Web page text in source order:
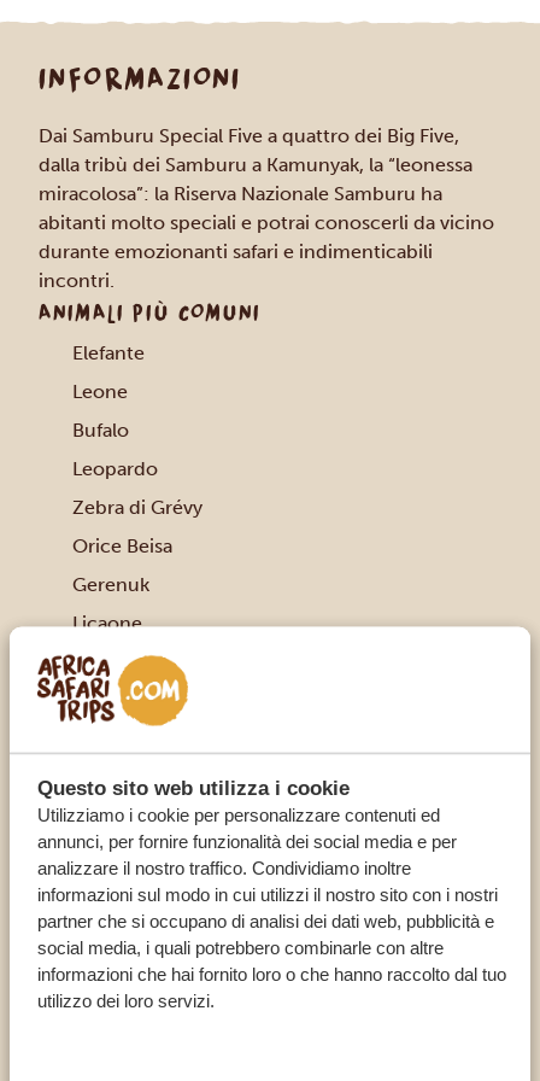
Questo sito web utilizza i cookie
Utilizziamo i cookie per personalizzare contenuti ed
annunci, per fornire funzionalità dei social media e per
analizzare il nostro traffico. Condividiamo inoltre
informazioni sul modo in cui utilizzi il nostro sito con i nostri
partner che si occupano di analisi dei dati web, pubblicità e
social media, i quali potrebbero combinarle con altre
informazioni che hai fornito loro o che hanno raccolto dal tuo
utilizzo dei loro servizi.
INFORMAZIONI
Dai Samburu Special Five a quattro dei Big Five,
dalla tribù dei Samburu a Kamunyak, la “leonessa
miracolosa”: la Riserva Nazionale Samburu ha
abitanti molto speciali e potrai conoscerli da vicino
durante emozionanti safari e indimenticabili
incontri.
ANIMALI PIÙ COMUNI
Elefante
Leone
Bufalo
Leopardo
Zebra di Grévy
Orice Beisa
Gerenuk
Licaone
Giraffa reticolata
Ippopotamo
Ghepardo
Babbuino verde
Facocero
Gazzella di Grant
Dikdik di Kirk
Impala
Cobo